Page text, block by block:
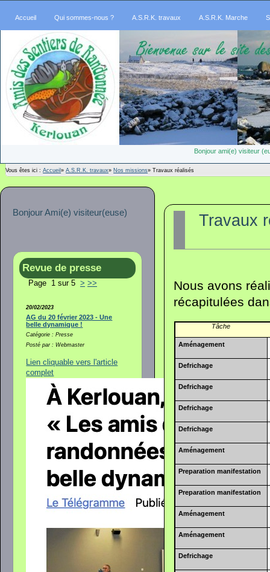
Accueil Qui sommes-nous ? A.S.R.K. travaux A.S.R.K. Marche
Bonjour ami(e) visiteur
Vous êtes ici :Accueil»A.S.R.K. travaux» Nos missions»Travaux réalisés
Bonjour Ami(e) visiteur(euse)
Revue de presse
Page 1 sur 5 > >>
20/02/2023
AG du 20 février 2023 - Une
belle dynamique !
Catégorie : Presse
Posté par : Webmaster
Lien cliquable vers l'article
complet
Travaux
Nous avons
récapitulées
Tâche
Aménagement
Defrichage
Defrichage
Defrichage
Defrichage
Aménagement
Preparation manifestation
Preparation manifestation
Aménagement
Aménagement
Defrichage